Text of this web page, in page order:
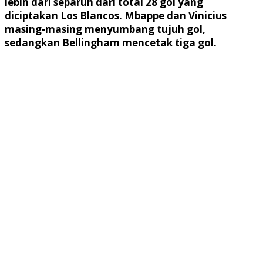
diciptakan Los Blancos. Mbappe dan Vinicius
masing-masing menyumbang tujuh gol,
sedangkan Bellingham mencetak tiga gol.